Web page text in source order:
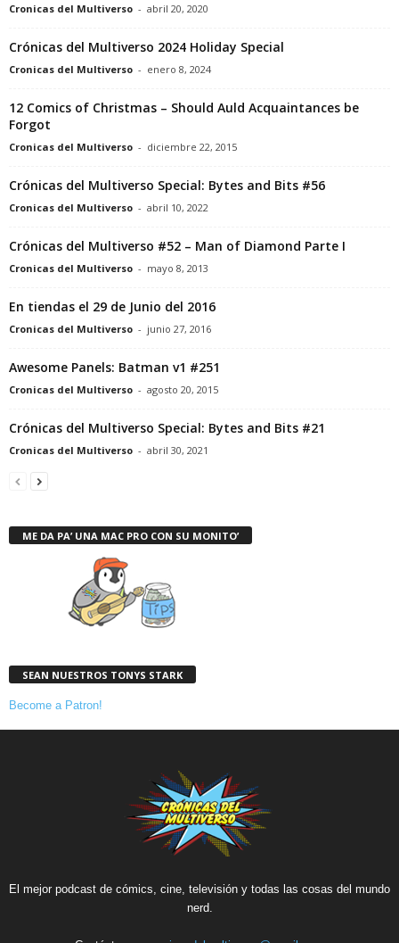
Cronicas del Multiverso - abril 20, 2020
Crónicas del Multiverso 2024 Holiday Special
Cronicas del Multiverso - enero 8, 2024
12 Comics of Christmas – Should Auld Acquaintances be
Forgot
Cronicas del Multiverso - diciembre 22, 2015
Crónicas del Multiverso Special: Bytes and Bits #56
Cronicas del Multiverso - abril 10, 2022
Crónicas del Multiverso #52 – Man of Diamond Parte I
Cronicas del Multiverso - mayo 8, 2013
En tiendas el 29 de Junio del 2016
Cronicas del Multiverso - junio 27, 2016
Awesome Panels: Batman v1 #251
Cronicas del Multiverso - agosto 20, 2015
Crónicas del Multiverso Special: Bytes and Bits #21
Cronicas del Multiverso - abril 30, 2021
ME DA PA’ UNA MAC PRO CON SU MONITO’
SEAN NUESTROS TONYS STARK
Become a Patron!
El mejor podcast de cómics, cine, televisión y todas las cosas del mundo
nerd.